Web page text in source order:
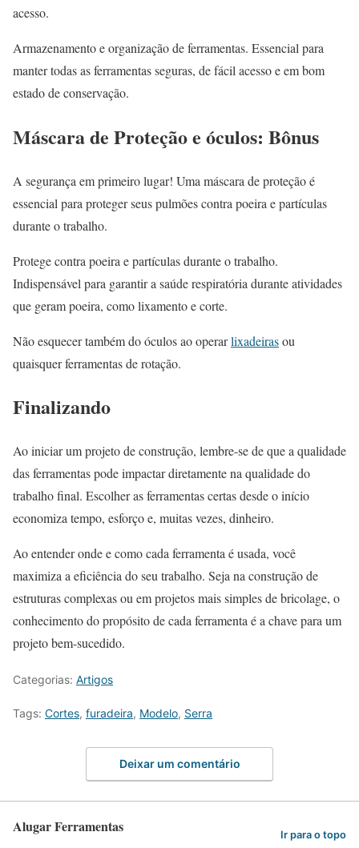
acesso.
Armazenamento e organização de ferramentas. Essencial para
manter todas as ferramentas seguras, de fácil acesso e em bom
estado de conservação.
Máscara de Proteção e óculos: Bônus
A segurança em primeiro lugar! Uma máscara de proteção é
essencial para proteger seus pulmões contra poeira e partículas
durante o trabalho.
Protege contra poeira e partículas durante o trabalho.
Indispensável para garantir a saúde respiratória durante atividades
que geram poeira, como lixamento e corte.
Não esquecer também do óculos ao operarlixadeirasou
quaisquer ferramentas de rotação.
Finalizando
Ao iniciar um projeto de construção, lembre-se de que a qualidade
das ferramentas pode impactar diretamente na qualidade do
trabalho final. Escolher as ferramentas certas desde o início
economiza tempo, esforço e, muitas vezes, dinheiro.
Ao entender onde e como cada ferramenta é usada, você
maximiza a eficiência do seu trabalho. Seja na construção de
estruturas complexas ou em projetos mais simples de bricolage, o
conhecimento do propósito de cada ferramenta é a chave para um
projeto bem-sucedido.
Categorias: Artigos
Tags: Cortes, furadeira, Modelo, Serra
Deixar um comentário
Alugar Ferramentas Ir para o topo